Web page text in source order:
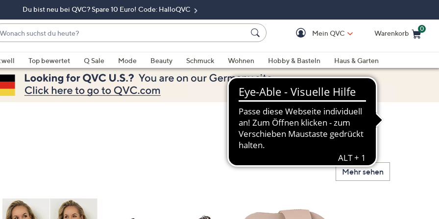
Du bist neu bei QVC? Spare 10 Euro! Code: HalloQVC
Mein QVC Warenkorb
0
Top bewertet Q Sale Mode Beauty Schmuck Wohnen Hobby & Basteln
Haus & Garten
Mehr sehen